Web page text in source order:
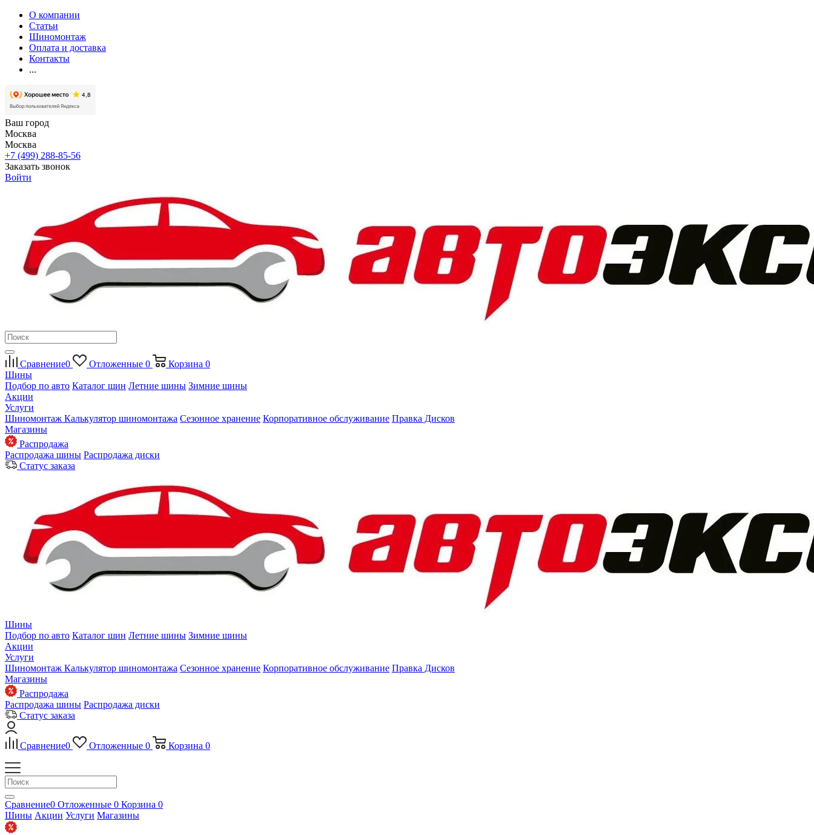
О компании
Статьи
Шиномонтаж
Оплата и доставка
Контакты
...
Ваш город
Москва
Москва
+7 (499) 288-85-56
Заказать звонок
Войти
Сравнение0 Отложенные 0 Корзина 0
Шины
Подбор по авто Каталог шин Летние шины Зимние шины
Акции
Услуги
Шиномонтаж Калькулятор шиномонтажа Сезонное хранение Корпоративное обслуживание Правка Дисков
Магазины
Распродажа
Распродажа шины Распродажа диски
Статус заказа
Шины
Подбор по авто Каталог шин Летние шины Зимние шины
Акции
Услуги
Шиномонтаж Калькулятор шиномонтажа Сезонное хранение Корпоративное обслуживание Правка Дисков
Магазины
Распродажа
Распродажа шины Распродажа диски
Статус заказа
Сравнение0 Отложенные 0 Корзина 0
Сравнение0 Отложенные 0 Корзина 0
Шины Акции Услуги Магазины